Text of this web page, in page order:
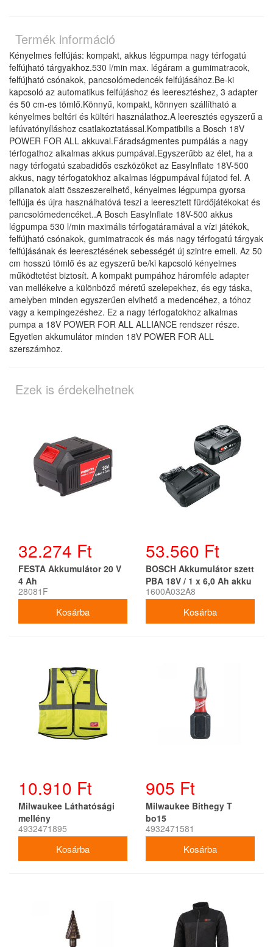
Termék információ
Kényelmes felfújás: kompakt, akkus légpumpa nagy térfogatú
felfújható tárgyakhoz.530 l/min max. légáram a gumimatracok,
felfújható csónakok, pancsolómedencék felfújásához.Be-ki
kapcsoló az automatikus felfújáshoz és leeresztéshez, 3 adapter
és 50 cm-es tömlő.Könnyű, kompakt, könnyen szállítható a
kényelmes beltéri és kültéri használathoz.A leeresztés egyszerű a
lefúvatónyíláshoz csatlakoztatással.Kompatibilis a Bosch 18V
POWER FOR ALL akkuval.Fáradságmentes pumpálás a nagy
térfogathoz alkalmas akkus pumpával.Egyszerűbb az élet, ha a
nagy térfogatú szabadidős eszközöket az EasyInflate 18V-500
akkus, nagy térfogatokhoz alkalmas légpumpával fújatod fel. A
pillanatok alatt összeszerelhető, kényelmes légpumpa gyorsa
felfújja és újra használhatóvá teszi a leeresztett fürdőjátékokat és
pancsolómedencéket..A Bosch EasyInflate 18V-500 akkus
légpumpa 530 l/min maximális térfogatáramával a vízi játékok,
felfújható csónakok, gumimatracok és más nagy térfogatú tárgyak
felfújásának és leeresztésének sebességét új szintre emeli. Az 50
cm hosszú tömlő és az egyszerű be/ki kapcsoló kényelmes
működtetést biztosít. A kompakt pumpához háromféle adapter
van mellékelve a különböző méretű szelepekhez, és egy táska,
amelyben minden egyszerűen elvihető a medencéhez, a tóhoz
vagy a kempingezéshez. Ez a nagy térfogatokhoz alkalmas
pumpa a 18V POWER FOR ALL ALLIANCE rendszer része.
Egyetlen akkumulátor minden 18V POWER FOR ALL
szerszámhoz.
Ezek is érdekelhetnek
32.274 Ft
FESTA Akkumulátor 20 V
4 Ah
28081F
53.560 Ft
BOSCH Akkumulátor szett
PBA 18V / 1 x 6,0 Ah akku
+ AL 18V-44 töltő
1600A032A8
10.910 Ft
Milwaukee Láthatósági
mellény
4932471895
905 Ft
Milwaukee Bithegy T
bo15
4932471581